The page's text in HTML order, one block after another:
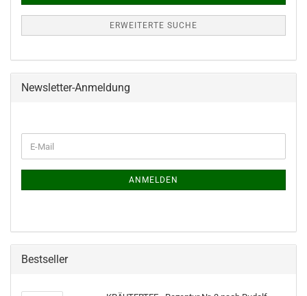
ERWEITERTE SUCHE
Newsletter-Anmeldung
ZUR
E-
Mail
ANMELDEN
Bestseller